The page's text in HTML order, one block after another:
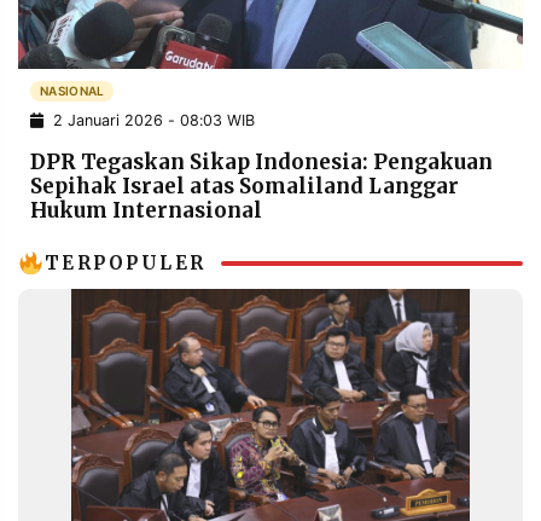
POLICY WARGA
INFORMASI
IKLAN
KIRIM
PENGADUAN TERM
OF
SERVICE
IKUTI
NASIONAL
2 Januari 2026 - 08:03 WIB
DPR Tegaskan Sikap Indonesia: Pengakuan
Sepihak Israel atas Somaliland Langgar
Hukum Internasional
TERPOPULER